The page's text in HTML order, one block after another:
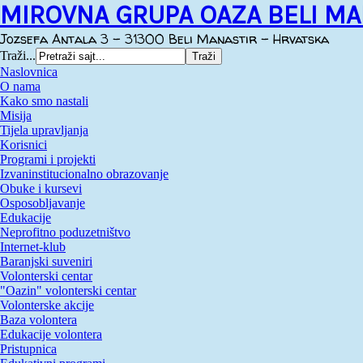
MIROVNA GRUPA OAZA BELI
Jozsefa Antala 3 - 31300 Beli Manastir - Hrvatska
Traži...
Naslovnica
O nama
Kako smo nastali
Misija
Tijela upravljanja
Korisnici
Programi i projekti
Izvaninstitucionalno obrazovanje
Obuke i kursevi
Osposobljavanje
Edukacije
Neprofitno poduzetništvo
Internet-klub
Baranjski suveniri
Volonterski centar
"Oazin" volonterski centar
Volonterske akcije
Baza volontera
Edukacije volontera
Pristupnica